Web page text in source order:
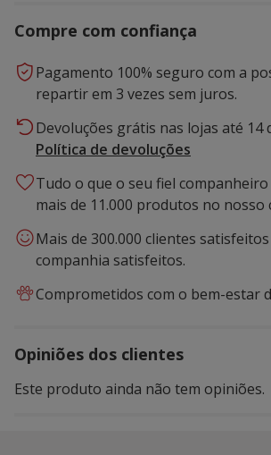
Compre com confiança
Pagamento 100% seguro com a
repartir em 3 vezes sem juros.
Devoluções grátis nas lojas até 14
Política de devoluções
Tudo o que o seu fiel
mais de 11.000 produtos no nosso
Mais de 300.000 clientes
companhia satisfeitos.
Comprometidos com o bem-estar
Opiniões dos clientes
Este produto ainda não tem opiniões.